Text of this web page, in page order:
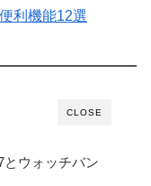
利機能12選
CLOSE
とウォッチバン